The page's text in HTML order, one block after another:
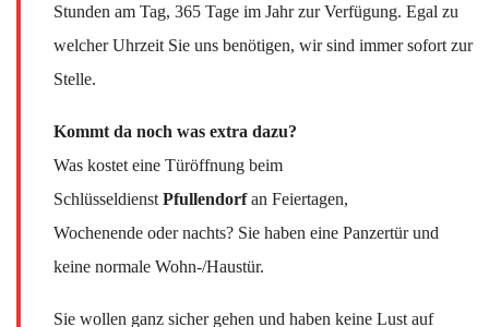
Stunden am Tag, 365 Tage im Jahr zur Verfügung. Egal zu
welcher Uhrzeit Sie uns benötigen, wir sind immer sofort zur
Stelle.
Kommt da noch was extra dazu?
Was kostet eine Türöffnung beim
Schlüsseldienst Pfullendorfan Feiertagen,
Wochenende oder nachts? Sie haben eine Panzertür und
keine normale Wohn-/Haustür.
Sie wollen ganz sicher gehen und haben keine Lust auf